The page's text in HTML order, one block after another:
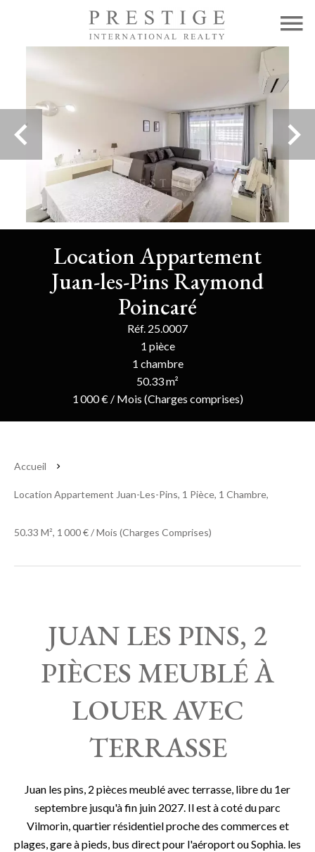
Location Appartement
Juan-les-Pins Raymond
Poincaré
Réf. 25.0007
1 pièce
1 chambre
50.33 m²
1 000 € / Mois (Charges comprises)
Accueil
Location Appartement Juan-Les-Pins, 1 Pièce, 1 Chambre,
50.33 M², 1 000 € / Mois (Charges Comprises)
JUAN LES PINS, 2
PIÈCES MEUBLÉ À
LOUER AVEC
TERRASSE
Juan les pins, 2 pièces meublé avec terrasse, libre du 1er
septembre jusqu'à fin juin 2027. Il est à coté du parc
Vilmorin, quartier résidentiel proche des commerces et
plages, gare à pieds, bus direct pour l'aéroport ou Sophia. les